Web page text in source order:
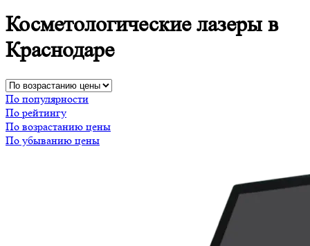
Косметологические лазеры в
Краснодаре
По популярности
По рейтингу
По возрастанию цены
По убыванию цены